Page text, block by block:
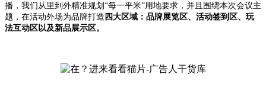
播，我们从里到外精准规划“每一平米”用地要求，并且围绕本次会议主
题，在活动外场为品牌打造 四大区域：品牌展览区、活动签到区、玩
法互动区以及新品展示区。